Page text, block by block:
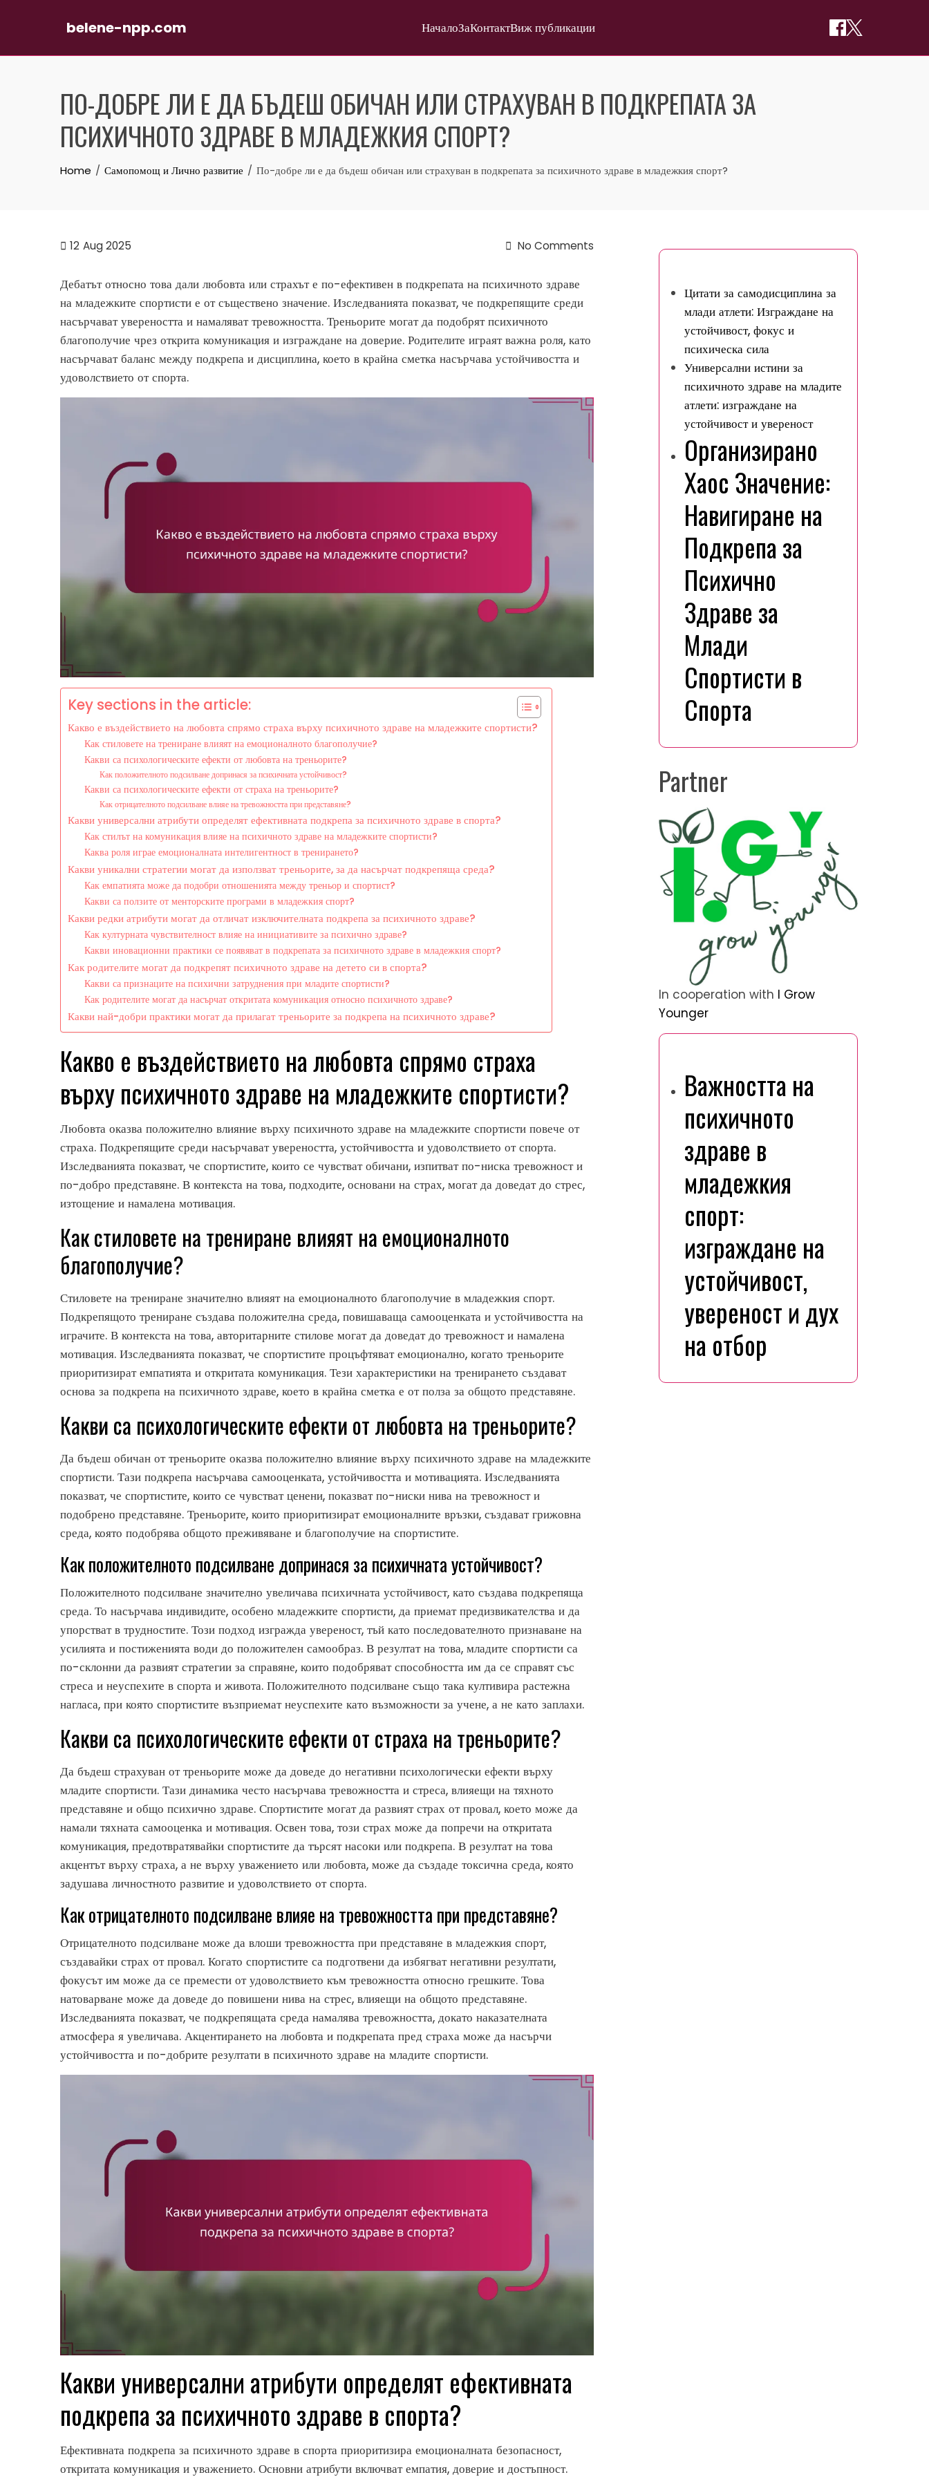
belene-npp.com НачалоЗаКонтактВиж публикации
ПО-ДОБРЕ ЛИ Е ДА БЪДЕШ ОБИЧАН ИЛИ СТРАХУВАН В ПОДКРЕПАТА ЗА
ПСИХИЧНОТО ЗДРАВЕ В МЛАДЕЖКИЯ СПОРТ?
Home Самопомощ и Лично развитие По-добре ли е да бъдеш обичан или страхуван в подкрепата за психичното здраве в младежкия спорт?
12 Aug 2025 No Comments
Дебатът относно това дали любовта или страхът е по-ефективен в подкрепата на психичното здраве
на младежките спортисти е от съществено значение. Изследванията показват, че подкрепящите среди
насърчават увереността и намаляват тревожността. Треньорите могат да подобрят психичното
благополучие чрез открита комуникация и изграждане на доверие. Родителите играят важна роля, като
насърчават баланс между подкрепа и дисциплина, което в крайна сметка насърчава устойчивостта и
удоволствието от спорта.
Key sections in the article:
Какво е въздействието на любовта спрямо страха върху психичното здраве на младежките спортисти?
Как стиловете на трениране влияят на емоционалното благополучие?
Какви са психологическите ефекти от любовта на треньорите?
Как положителното подсилване допринася за психичната устойчивост?
Какви са психологическите ефекти от страха на треньорите?
Как отрицателното подсилване влияе на тревожността при представяне?
Какви универсални атрибути определят ефективната подкрепа за психичното здраве в спорта?
Как стилът на комуникация влияе на психичното здраве на младежките спортисти?
Каква роля играе емоционалната интелигентност в тренирането?
Какви уникални стратегии могат да използват треньорите, за да насърчат подкрепяща среда?
Как емпатията може да подобри отношенията между треньор и спортист?
Какви са ползите от менторските програми в младежкия спорт?
Какви редки атрибути могат да отличат изключителната подкрепа за психичното здраве?
Как културната чувствителност влияе на инициативите за психично здраве?
Какви иновационни практики се появяват в подкрепата за психичното здраве в младежкия спорт?
Как родителите могат да подкрепят психичното здраве на детето си в спорта?
Какви са признаците на психични затруднения при младите спортисти?
Как родителите могат да насърчат откритата комуникация относно психичното здраве?
Какви най-добри практики могат да прилагат треньорите за подкрепа на психичното здраве?
Какво е въздействието на любовта спрямо страха
върху психичното здраве на младежките спортисти?
Любовта оказва положително влияние върху психичното здраве на младежките спортисти повече от
страха. Подкрепящите среди насърчават увереността, устойчивостта и удоволствието от спорта.
Изследванията показват, че спортистите, които се чувстват обичани, изпитват по-ниска тревожност и
по-добро представяне. В контекста на това, подходите, основани на страх, могат да доведат до стрес,
изтощение и намалена мотивация.
Как стиловете на трениране влияят на емоционалното
благополучие?
Стиловете на трениране значително влияят на емоционалното благополучие в младежкия спорт.
Подкрепящото трениране създава положителна среда, повишаваща самооценката и устойчивостта на
играчите. В контекста на това, авторитарните стилове могат да доведат до тревожност и намалена
мотивация. Изследванията показват, че спортистите процъфтяват емоционално, когато треньорите
приоритизират емпатията и откритата комуникация. Тези характеристики на тренирането създават
основа за подкрепа на психичното здраве, което в крайна сметка е от полза за общото представяне.
Какви са психологическите ефекти от любовта на треньорите?
Да бъдеш обичан от треньорите оказва положително влияние върху психичното здраве на младежките
спортисти. Тази подкрепа насърчава самооценката, устойчивостта и мотивацията. Изследванията
показват, че спортистите, които се чувстват ценени, показват по-ниски нива на тревожност и
подобрено представяне. Треньорите, които приоритизират емоционалните връзки, създават грижовна
среда, която подобрява общото преживяване и благополучие на спортистите.
Как положителното подсилване допринася за психичната устойчивост?
Положителното подсилване значително увеличава психичната устойчивост, като създава подкрепяща
среда. То насърчава индивидите, особено младежките спортисти, да приемат предизвикателства и да
упорстват в трудностите. Този подход изгражда увереност, тъй като последователното признаване на
усилията и постиженията води до положителен самообраз. В резултат на това, младите спортисти са
по-склонни да развият стратегии за справяне, които подобряват способността им да се справят със
стреса и неуспехите в спорта и живота. Положителното подсилване също така култивира растежна
нагласа, при която спортистите възприемат неуспехите като възможности за учене, а не като заплахи.
Какви са психологическите ефекти от страха на треньорите?
Да бъдеш страхуван от треньорите може да доведе до негативни психологически ефекти върху
младите спортисти. Тази динамика често насърчава тревожността и стреса, влияещи на тяхното
представяне и общо психично здраве. Спортистите могат да развият страх от провал, което може да
намали тяхната самооценка и мотивация. Освен това, този страх може да попречи на откритата
комуникация, предотвратявайки спортистите да търсят насоки или подкрепа. В резултат на това
акцентът върху страха, а не върху уважението или любовта, може да създаде токсична среда, която
задушава личностното развитие и удоволствието от спорта.
Как отрицателното подсилване влияе на тревожността при представяне?
Отрицателното подсилване може да влоши тревожността при представяне в младежкия спорт,
създавайки страх от провал. Когато спортистите са подготвени да избягват негативни резултати,
фокусът им може да се премести от удоволствието към тревожността относно грешките. Това
натоварване може да доведе до повишени нива на стрес, влияещи на общото представяне.
Изследванията показват, че подкрепящата среда намалява тревожността, докато наказателната
атмосфера я увеличава. Акцентирането на любовта и подкрепата пред страха може да насърчи
устойчивостта и по-добрите резултати в психичното здраве на младите спортисти.
Какви универсални атрибути определят ефективната
подкрепа за психичното здраве в спорта?
Ефективната подкрепа за психичното здраве в спорта приоритизира емоционалната безопасност,
откритата комуникация и уважението. Основни атрибути включват емпатия, доверие и достъпност.
Цитати за самодисциплина за
млади атлети: Изграждане на
устойчивост, фокус и
психическа сила
Универсални истини за
психичното здраве на младите
атлети: изграждане на
устойчивост и увереност
Организирано
Хаос Значение:
Навигиране на
Подкрепа за
Психично
Здраве за
Млади
Спортисти в
Спорта
Partner
In cooperation with I Grow
Younger
Важността на
психичното
здраве в
младежкия
спорт:
изграждане на
устойчивост,
увереност и дух
на отбор